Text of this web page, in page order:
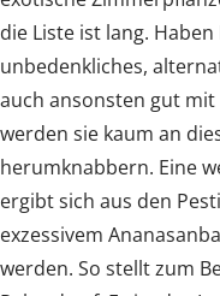
die Liste ist lang.
unbedenkliches,
auch ansonsten gut
werden sie kaum an
herumknabbern. Eine
ergibt sich aus den
exzessivem
werden. So stellt zum